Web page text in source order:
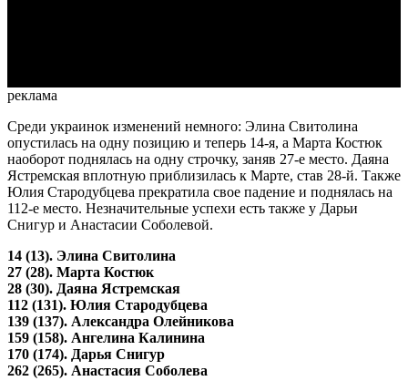
реклама
Среди украинок изменений немного: Элина Свитолина
опустилась на одну позицию и теперь 14-я, а Марта Костюк
наоборот поднялась на одну строчку, заняв 27-е место. Даяна
Ястремская вплотную приблизилась к Марте, став 28-й. Также
Юлия Стародубцева прекратила свое падение и поднялась на
112-е место. Незначительные успехи есть также у Дарьи
Снигур и Анастасии Соболевой.
14 (13). Элина Свитолина
27 (28). Марта Костюк
28 (30). Даяна Ястремская
112 (131). Юлия Стародубцева
139 (137). Александра Олейникова
159 (158). Ангелина Калинина
170 (174). Дарья Снигур
262 (265). Анастасия Соболева